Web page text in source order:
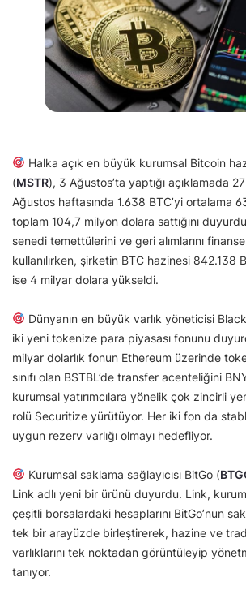
Halka açık en büyük kurumsal Bitcoin
(MSTR), 3 Ağustos’ta yaptığı açıklamada
Ağustos haftasında 1.638 BTC’yi ortalama
toplam 104,7 milyon dolara sattığını
senedi temettülerini ve geri alımlarını
kullanılırken, şirketin BTC hazinesi 842.138
ise 4 milyar dolara yükseldi.
Dünyanın en büyük varlık yöneticisi
iki yeni tokenize para piyasası fonunu
milyar dolarlık fonun Ethereum üzerinde
sınıfı olan BSTBL’de transfer acenteliğini
kurumsal yatırımcılara yönelik çok zincirli
rolü Securitize yürütüyor. Her iki fon da
uygun rezerv varlığı olmayı hedefliyor.
Kurumsal saklama sağlayıcısı BitGo (
Link adlı yeni bir ürünü duyurdu. Link,
çeşitli borsalardaki hesaplarını BitGo’nun
tek bir arayüzde birleştirerek, hazine ve
varlıklarını tek noktadan görüntüleyip
tanıyor.